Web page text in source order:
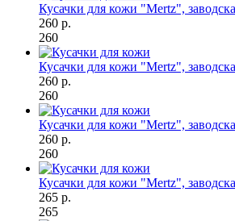
Кусачки для кожи "Mertz",
260 р.
260
Кусачки для кожи "Mertz",
260 р.
260
Кусачки для кожи "Mertz",
260 р.
260
Кусачки для кожи "Mertz",
265 р.
265